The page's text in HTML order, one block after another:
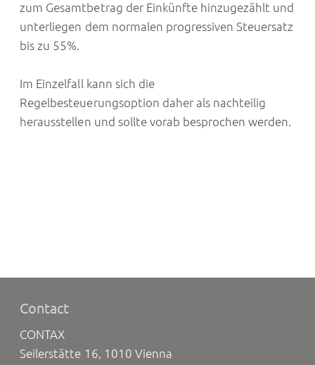
zum Gesamtbetrag der Einkünfte hinzugezählt und
unterliegen dem normalen progressiven Steuersatz
bis zu 55%.
Im Einzelfall kann sich die
Regelbesteuerungsoption daher als nachteilig
herausstellen und sollte vorab besprochen werden.
Contact
CONTAX
Seilerstätte 16, 1010 Vienna